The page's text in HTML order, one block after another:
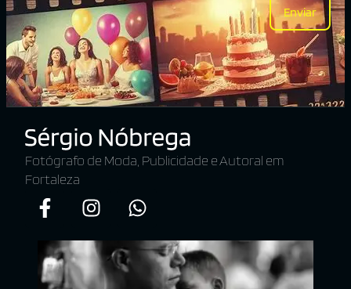
Enviar
Fotógrafo de Moda, Publicidade e Autoral em
Fortaleza